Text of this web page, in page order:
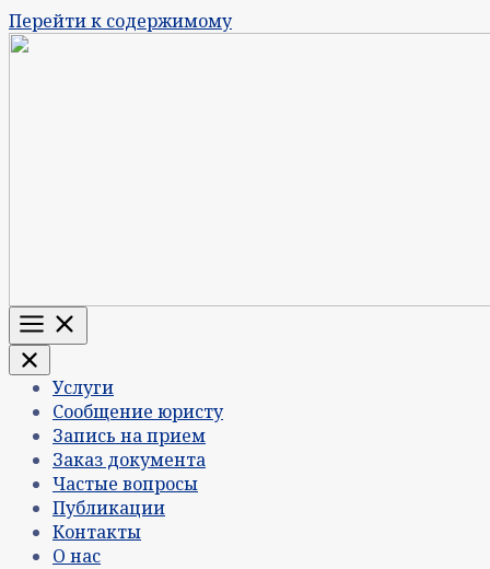
Перейти к содержимому
Меню
Услуги
Сообщение юристу
Запись на прием
Заказ документа
Частые вопросы
Публикации
Контакты
О нас